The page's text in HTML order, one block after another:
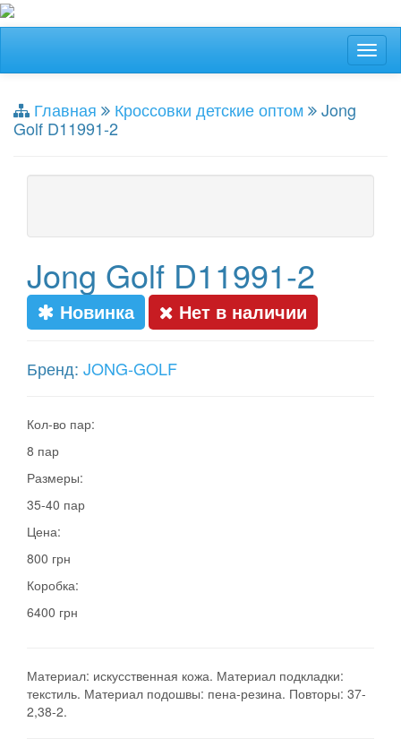
Главная Кроссовки детские оптом
Jong
Golf D11991-2
Jong Golf D11991-2
Новинка Нет в наличии
Бренд: JONG-GOLF
Кол-во пар:
8 пар
Размеры:
35-40 пар
Цена:
800 грн
Коробка:
6400 грн
Материал: искусственная кожа. Материал подкладки:
текстиль. Материал подошвы: пена-резина. Повторы: 37-
2,38-2.